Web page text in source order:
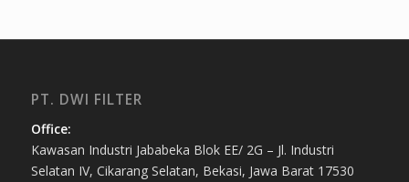
PT. DWI FILTER
Office:
Kawasan Industri Jababeka Blok EE/ 2G – Jl. Industri
Selatan IV, Cikarang Selatan, Bekasi, Jawa Barat 17530